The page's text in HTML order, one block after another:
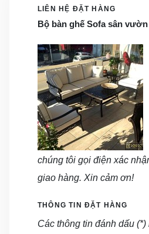
LIÊN HỆ ĐẶT HÀNG
Bộ bàn ghế Sofa sân
chúng tôi gọi điện xác
giao hàng. Xin cảm ơn!
THÔNG TIN ĐẶT HÀNG
Các thông tin đánh dấu (*)